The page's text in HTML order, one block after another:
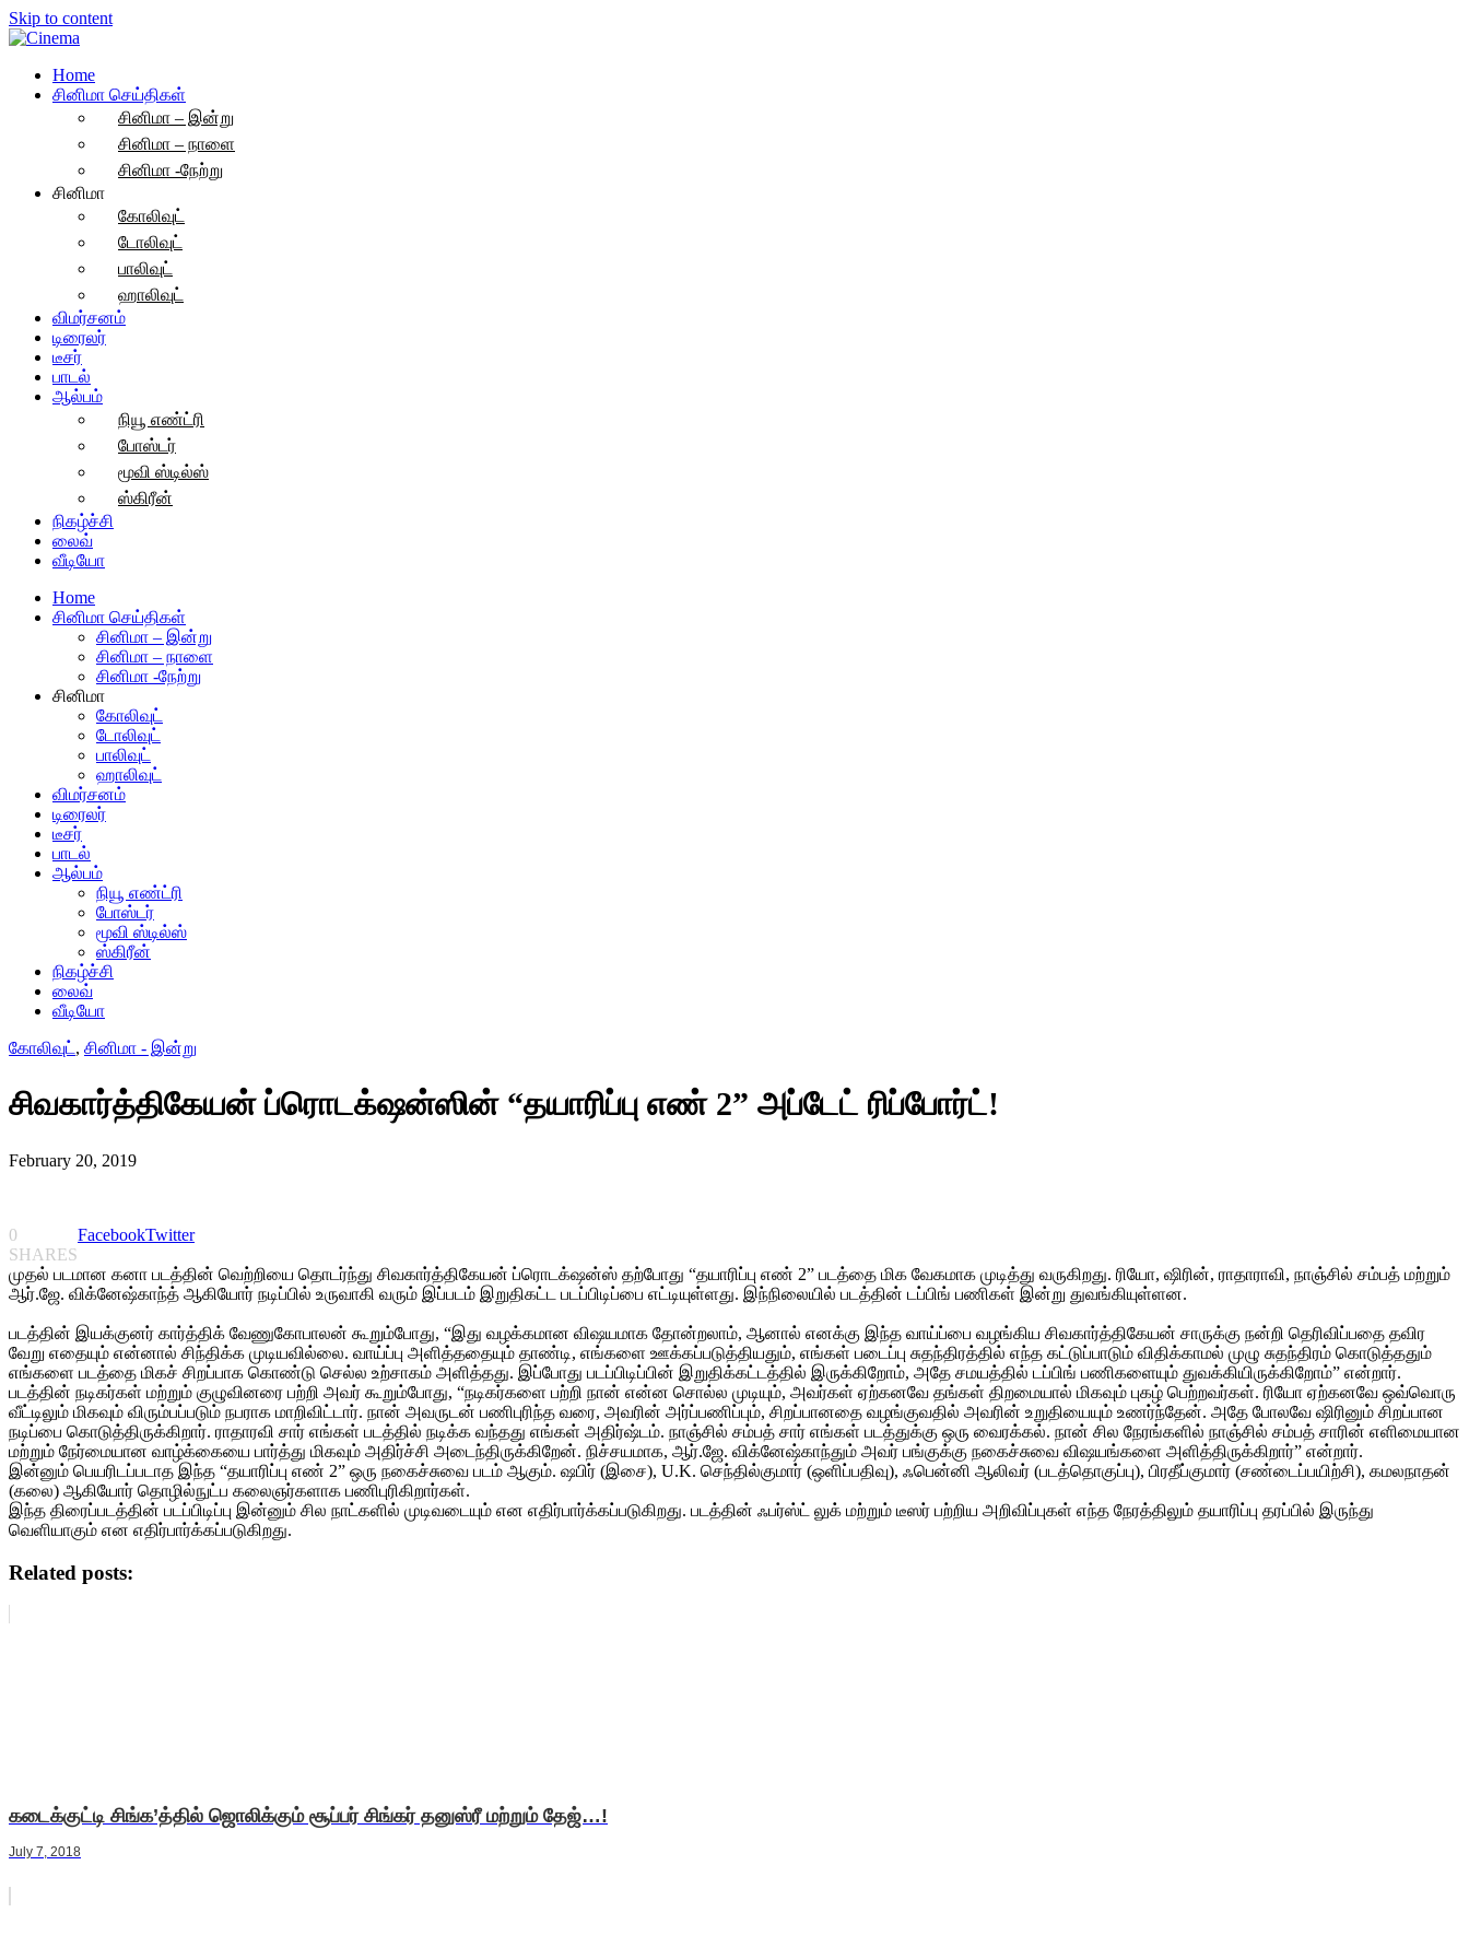
Skip to content
Home
சினிமா செய்திகள்
சினிமா – இன்று
சினிமா – நாளை
சினிமா -நேற்று
சினிமா
கோலிவுட்
டோலிவுட்
பாலிவுட்
ஹாலிவுட்
விமர்சனம்
டிரைலர்
டீசர்
பாடல்
ஆல்பம்
நியூ எண்ட்ரி
போஸ்டர்
மூவி ஸ்டில்ஸ்
ஸ்கிரீன்
நிகழ்ச்சி
லைவ்
வீடியோ
Home
சினிமா செய்திகள்
சினிமா – இன்று
சினிமா – நாளை
சினிமா -நேற்று
சினிமா
கோலிவுட்
டோலிவுட்
பாலிவுட்
ஹாலிவுட்
விமர்சனம்
டிரைலர்
டீசர்
பாடல்
ஆல்பம்
நியூ எண்ட்ரி
போஸ்டர்
மூவி ஸ்டில்ஸ்
ஸ்கிரீன்
நிகழ்ச்சி
லைவ்
வீடியோ
கோலிவுட் , சினிமா - இன்று
சிவகார்த்திகேயன் ப்ரொடக்‌ஷன்ஸின் “தயாரிப்பு எண் 2” அப்டேட் ரிப்போர்ட்!
February 20, 2019
0
SHARES
FacebookTwitter
முதல் படமான கனா படத்தின் வெற்றியை தொடர்ந்து சிவகார்த்திகேயன் ப்ரொடக்‌ஷன்ஸ் தற்போது “தயாரிப்பு எண் 2” படத்தை மிக வேகமாக முடித்து வருகிறது. ரியோ, ஷிரின், ராதாராவி, நாஞ்சில் சம்பத் மற்றும்
ஆர்.ஜே. விக்னேஷ்காந்த் ஆகியோர் நடிப்பில் உருவாகி வரும் இப்படம் இறுதிகட்ட படப்பிடிப்பை எட்டியுள்ளது. இந்நிலையில் படத்தின் டப்பிங் பணிகள் இன்று துவங்கியுள்ளன.
படத்தின் இயக்குனர் கார்த்திக் வேணுகோபாலன் கூறும்போது, “இது வழக்கமான விஷயமாக தோன்றலாம், ஆனால் எனக்கு இந்த வாய்ப்பை வழங்கிய சிவகார்த்திகேயன் சாருக்கு நன்றி தெரிவிப்பதை தவிர
வேறு எதையும் என்னால் சிந்திக்க முடியவில்லை. வாய்ப்பு அளித்ததையும் தாண்டி, எங்களை ஊக்கப்படுத்தியதும், எங்கள் படைப்பு சுதந்திரத்தில் எந்த கட்டுப்பாடும் விதிக்காமல் முழு சுதந்திரம் கொடுத்ததும்
எங்களை படத்தை மிகச் சிறப்பாக கொண்டு செல்ல உற்சாகம் அளித்தது. இப்போது படப்பிடிப்பின் இறுதிக்கட்டத்தில் இருக்கிறோம், அதே சமயத்தில் டப்பிங் பணிகளையும் துவக்கியிருக்கிறோம்” என்றார்.
படத்தின் நடிகர்கள் மற்றும் குழுவினரை பற்றி அவர் கூறும்போது, “நடிகர்களை பற்றி நான் என்ன சொல்ல முடியும், அவர்கள் ஏற்கனவே தங்கள் திறமையால் மிகவும் புகழ் பெற்றவர்கள். ரியோ ஏற்கனவே ஒவ்வொரு
வீட்டிலும் மிகவும் விரும்பப்படும் நபராக மாறிவிட்டார். நான் அவருடன் பணிபுரிந்த வரை, அவரின் அர்ப்பணிப்பும், சிறப்பானதை வழங்குவதில் அவரின் உறுதியையும் உணர்ந்தேன். அதே போலவே ஷிரினும் சிறப்பான
நடிப்பை கொடுத்திருக்கிறார். ராதாரவி சார் எங்கள் படத்தில் நடிக்க வந்தது எங்கள் அதிர்ஷ்டம். நாஞ்சில் சம்பத் சார் எங்கள் படத்துக்கு ஒரு வைரக்கல். நான் சில நேரங்களில் நாஞ்சில் சம்பத் சாரின் எளிமையான
மற்றும் நேர்மையான வாழ்க்கையை பார்த்து மிகவும் அதிர்ச்சி அடைந்திருக்கிறேன். நிச்சயமாக, ஆர்.ஜே. விக்னேஷ்காந்தும் அவர் பங்குக்கு நகைச்சுவை விஷயங்களை அளித்திருக்கிறார்” என்றார்.
இன்னும் பெயரிடப்படாத இந்த “தயாரிப்பு எண் 2” ஒரு நகைச்சுவை படம் ஆகும். ஷபிர் (இசை), U.K. செந்தில்குமார் (ஒளிப்பதிவு), ஃபென்னி ஆலிவர் (படத்தொகுப்பு), பிரதீப்குமார் (சண்டைப்பயிற்சி), கமலநாதன்
(கலை) ஆகியோர் தொழில்நுட்ப கலைஞர்களாக பணிபுரிகிறார்கள்.
இந்த திரைப்படத்தின் படப்பிடிப்பு இன்னும் சில நாட்களில் முடிவடையும் என எதிர்பார்க்கப்படுகிறது. படத்தின் ஃபர்ஸ்ட் லுக் மற்றும் டீஸர் பற்றிய அறிவிப்புகள் எந்த நேரத்திலும் தயாரிப்பு தரப்பில் இருந்து
வெளியாகும் என எதிர்பார்க்கப்படுகிறது.
Related posts:
கடைக்குட்டி சிங்க’த்தில் ஜொலிக்கும் சூப்பர் சிங்கர் தனுஸ்ரீ மற்றும் தேஜ்…!
July 7, 2018